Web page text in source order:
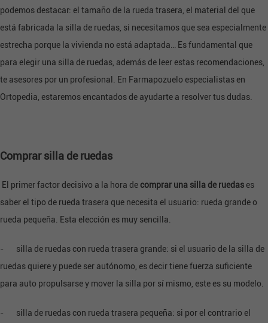
podemos destacar: el tamaño de la rueda trasera, el material del que
está fabricada la silla de ruedas, si necesitamos que sea especialmente
estrecha porque la vivienda no está adaptada… Es fundamental que
para elegir una silla de ruedas, además de leer estas recomendaciones,
te asesores por un profesional. En Farmapozuelo especialistas en
Ortopedia, estaremos encantados de ayudarte a resolver tus dudas.
Comprar silla de ruedas
El primer factor decisivo a la hora decomprar una silla de ruedas es
saber el tipo de rueda trasera que necesita el usuario: rueda grande o
rueda pequeña. Esta elección es muy sencilla.
- silla de ruedas con rueda trasera grande: si el usuario de la silla de
ruedas quiere y puede ser autónomo, es decir tiene fuerza suficiente
para auto propulsarse y mover la silla por sí mismo, este es su modelo.
- silla de ruedas con rueda trasera pequeña: si por el contrario el